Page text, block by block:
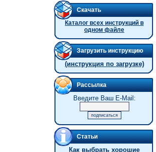
Скачать
Каталог всех инструкций в
одном файле
Загрузить инструкцию
(инструкция по загрузке)
Рассылка
Введите Ваш E-Mail:
Статьи
Как выбрать хорошие